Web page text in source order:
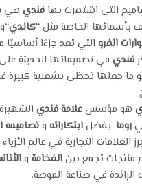
التي اشتهرت بهافندي هي
بأسمائها الخاصة مثل“كاندي“
الفرو التي تعد جزءًا أساسيًا
فندي في تصميماتها الحديثة
ما جعلها تحظى بشعبية كبيرة
هو مؤسسعلامة فندي
روما. بفضلابتكاراتهوتصاميمه
العلامات التجارية في عالم
منتجات تجمع بينالفخامةو
الرائدة في صناعة الموضة.